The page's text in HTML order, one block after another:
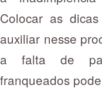
Colocar as
auxiliar nesse
a falta de
franqueados